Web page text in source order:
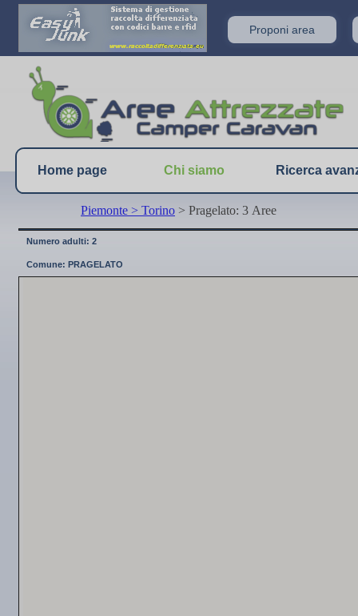
Home page Chi siamo Ricerca
Numero adulti: 2
Comune: PRAGELATO
Piemonte > Torino > Pragelato: 3 Aree
Proponi area